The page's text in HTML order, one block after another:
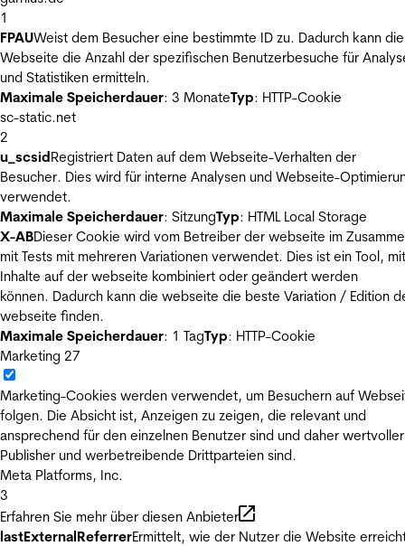
1
FPAUWeist dem Besucher eine bestimmte ID zu. Dadurch kann die
Webseite die Anzahl der spezifischen Benutzerbesuche für
und Statistiken ermitteln.
Maximale Speicherdauer: 3 MonateTyp: HTTP-Cookie
sc-static.net
2
u_scsidRegistriert Daten auf dem Webseite-Verhalten der
Besucher. Dies wird für interne Analysen und Webseite-
verwendet.
Maximale Speicherdauer: SitzungTyp: HTML Local Storage
X-ABDieser Cookie wird vom Betreiber der webseite im
mit Tests mit mehreren Variationen verwendet. Dies ist ein Tool,
Inhalte auf der webseite kombiniert oder geändert werden
können. Dadurch kann die webseite die beste Variation / Edition
webseite finden.
Maximale Speicherdauer: 1 TagTyp: HTTP-Cookie
Marketing 27
Marketing-Cookies werden verwendet, um Besuchern auf
folgen. Die Absicht ist, Anzeigen zu zeigen, die relevant und
ansprechend für den einzelnen Benutzer sind und daher
Publisher und werbetreibende Drittparteien sind.
Meta Platforms, Inc.
3
Erfahren Sie mehr über diesen Anbieter
lastExternalReferrerErmittelt, wie der Nutzer die Website